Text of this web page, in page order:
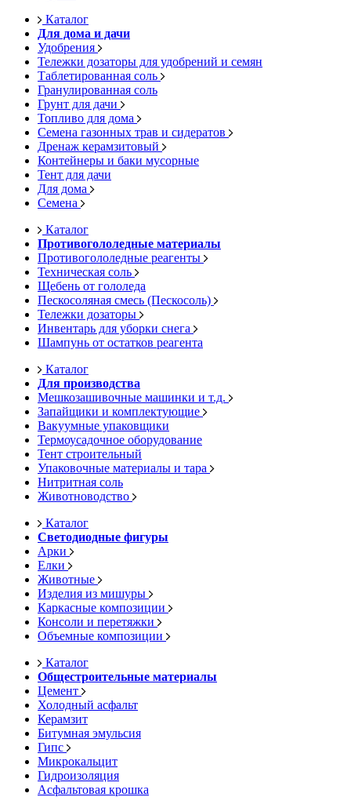
Каталог
Для дома и дачи
Удобрения
Тележки дозаторы для удобрений и семян
Таблетированная соль
Гранулированная соль
Грунт для дачи
Топливо для дома
Семена газонных трав и сидератов
Дренаж керамзитовый
Контейнеры и баки мусорные
Тент для дачи
Для дома
Семена
Каталог
Противогололедные материалы
Противогололедные реагенты
Техническая соль
Щебень от гололеда
Пескосоляная смесь (Пескосоль)
Тележки дозаторы
Инвентарь для уборки снега
Шампунь от остатков реагента
Каталог
Для производства
Мешкозашивочные машинки и т.д.
Запайщики и комплектующие
Вакуумные упаковщики
Термоусадочное оборудование
Тент строительный
Упаковочные материалы и тара
Нитритная соль
Животноводство
Каталог
Светодиодные фигуры
Арки
Елки
Животные
Изделия из мишуры
Каркасные композиции
Консоли и перетяжки
Объемные композиции
Каталог
Общестроительные материалы
Цемент
Холодный асфальт
Керамзит
Битумная эмульсия
Гипс
Микрокальцит
Гидроизоляция
Асфальтовая крошка